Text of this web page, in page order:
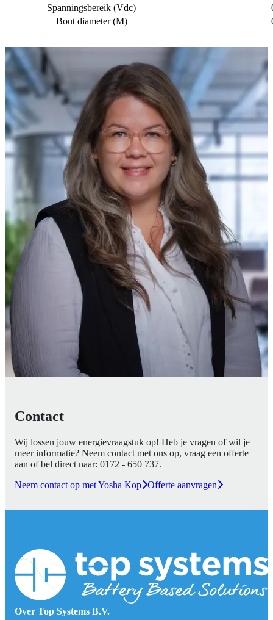
Spanningsbereik (Vdc)
Bout diameter (M)
Contact
Wij lossen jouw energievraagstuk op! Heb je vragen of wil je
meer informatie? Neem contact met ons op, vraag een offerte
aan of bel direct naar: 0172 - 650 737.
Neem contact op met Yosha Kop Offerte aanvragen
Over Top Systems B.V.